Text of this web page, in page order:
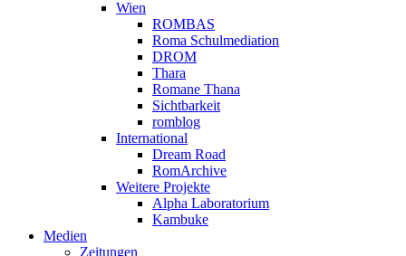
Wien
ROMBAS
Roma Schulmediation
DROM
Thara
Romane Thana
Sichtbarkeit
romblog
International
Dream Road
RomArchive
Weitere Projekte
Alpha Laboratorium
Kambuke
Medien
Zeitungen